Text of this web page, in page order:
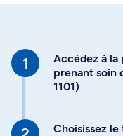
Accédez à la
prenant soin
1101)
Choisissez